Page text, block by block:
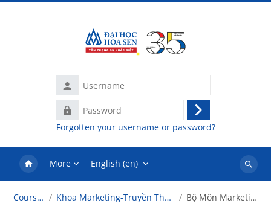
Username
Password
Log
in
Forgotten your username or password?
More English ‎(en)‎
Search
Courses Khoa Marketing-Truyền Thông Bộ Môn Marketing